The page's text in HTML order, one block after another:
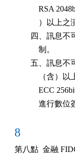
RSA
）以
四、訊
            制。
五、訊
（含
ECC
進行數位
8
第八點  金融